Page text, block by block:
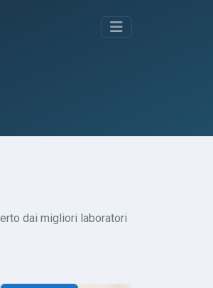
dai migliori laboratori